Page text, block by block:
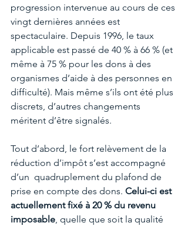
progression intervenue au cours de ces
vingt dernières années est
spectaculaire. Depuis 1996, le taux
applicable est passé de 40 % à 66 % (et
même à 75 % pour les dons à des
organismes d’aide à des personnes en
difficulté). Mais même s’ils ont été plus
discrets, d’autres changements
méritent d’être signalés.
Tout d’abord, le fort relèvement de la
réduction d’impôt s’est accompagné
d’un  quadruplement du plafond de
prise en compte des dons. Celui-ci est
actuellement fixé à 20 % du revenu
imposable, quelle que soit la qualité